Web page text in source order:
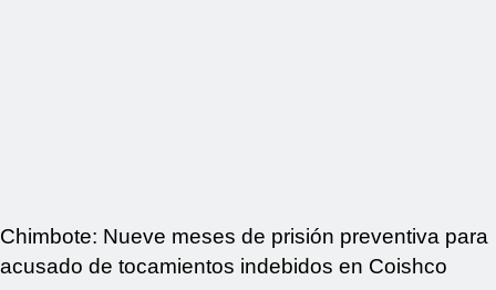
Chimbote: Nueve meses de prisión preventiva para
acusado de tocamientos indebidos en Coishco